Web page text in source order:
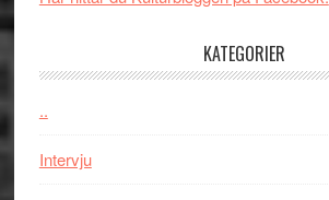
KATEGORIER
..
Intervju